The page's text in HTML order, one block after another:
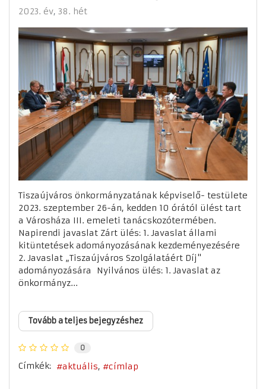
2023. év 38. hét
Tiszaújváros önkormányzatának képviselő- testülete
2023. szeptember 26-án, kedden 10 órától ülést tart
a Városháza III. emeleti tanácskozótermében.
Napirendi javaslat Zárt ülés: 1. Javaslat állami
kitüntetések adományozásának kezdeményezésére
2. Javaslat „Tiszaújváros Szolgálatáért Díj"
adományozására Nyilvános ülés: 1. Javaslat az
önkormányz...
Tovább a teljes bejegyzéshez
0
Címkék: aktuális címlap